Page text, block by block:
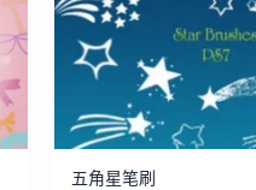
五角星笔刷